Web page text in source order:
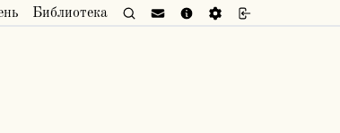
Библиотека